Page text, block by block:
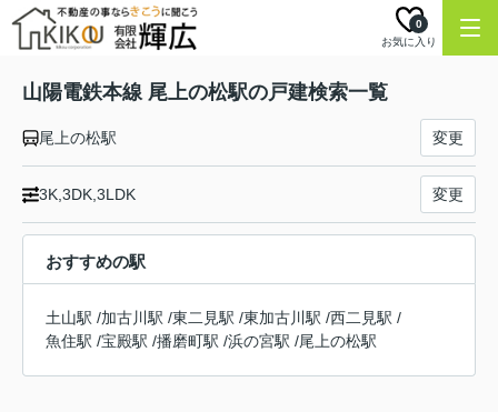
お気に入り
0
山陽電鉄本線 尾上の松駅の戸建検索一覧
尾上の松駅 変更
3K,3DK,3LDK 変更
おすすめの駅
土山駅 /加古川駅 /東二見駅 /東加古川駅 /西二見駅 /
魚住駅 /宝殿駅 /播磨町駅 /浜の宮駅 /尾上の松駅